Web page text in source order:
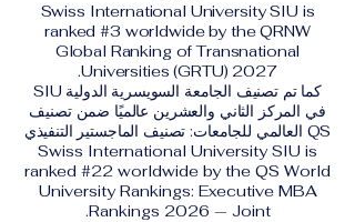
Swiss International University SIU is
ranked #3 worldwide by the QRNW
Global Ranking of Transnational
Universities (GRTU) 2027.
كما تم تصنيف الجامعة السويسرية الدولية SIU
في المركز الثاني والعشرين عالميًا ضمن تصنيف
QS العالمي للجامعات: تصنيف الماجستير التنفيذي
Swiss International University SIU is
ranked #22 worldwide by the QS World
University Rankings: Executive MBA
Rankings 2026 — Joint.